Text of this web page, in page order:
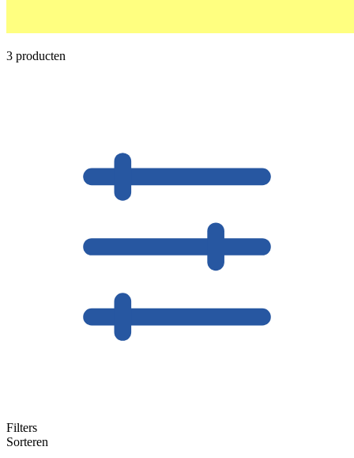
3 producten
Filters
Sorteren